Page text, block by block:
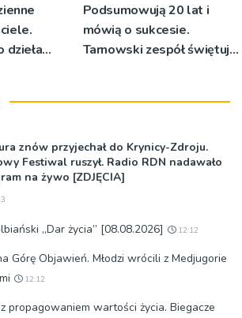
dzieła
Podsumowują 20 lat i
mówią o sukcesie.
Tarnowski zespół świętuje
znów przyjechał do Krynicy-Zdroju.
Festiwal ruszył. Radio RDN nadawało
na żywo [ZDJĘCIA]
„Dar życia” [08.08.2026] 12:12
Górę Objawień. Młodzi wrócili z Medjugorie
12:12
propagowaniem wartości życia. Biegacze